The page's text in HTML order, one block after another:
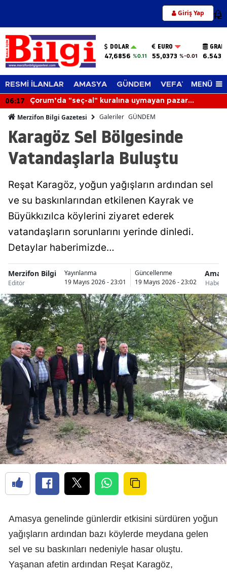
Giriş Yap 12
DOLAR
47,6856 %0.11
EURO
55,0373 %-0.01
RESMİ İLANLAR AMASYA GÜNDEM VEFAT EDENLER
MENÜ
05:38
Sağanak Düğünü Bastırdı: Çadır Davetlilerin
Merzifon Bilgi Gazetesi Galeriler GÜNDEM
Karagöz Sel Bölgesinde
Vatandaşlarla Buluştu
Reşat Karagöz, yoğun yağışların ardından sel
ve su baskınlarından etkilenen Kayrak ve
Büyükkızılca köylerini ziyaret ederek
vatandaşların sorunlarını yerinde dinledi.
Detaylar haberimizde…
Merzifon Bilgi
Editör
Yayınlanma
19 Mayıs 2026 - 23:01
Güncellenme
19 Mayıs 2026 - 23:02
Amasya genelinde günlerdir etkisini sürdüren yoğun
yağışların ardından bazı köylerde meydana gelen
sel ve su baskınları nedeniyle hasar oluştu.
Yaşanan afetin ardından Reşat Karagöz,